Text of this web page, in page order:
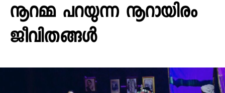
നൂറമ്മ പറയുന്ന നൂറായിരം
ജീവിതങ്ങൾ